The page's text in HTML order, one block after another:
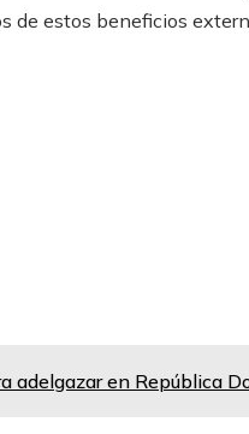
de estos beneficios
adelgazar en República